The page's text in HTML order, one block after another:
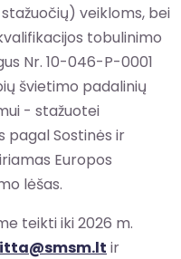
veikloms, bei
tobulinimo
Nr. 10-046-P-0001
švietimo padalinių
- stažuotei
pagal Sostinės ir
Europos
lėšas.
teikti iki 2026 m.
ir